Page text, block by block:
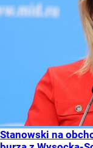
Stanowski na